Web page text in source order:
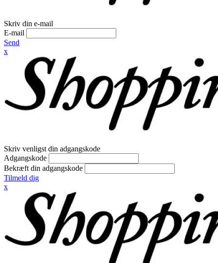
Skriv din e-mail
E-mail
Send
x
Skriv venligst din adgangskode
Adgangskode
Bekræft din adgangskode
Tilmeld dig
x